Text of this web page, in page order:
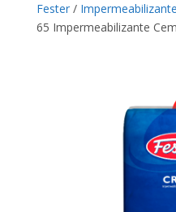
Fester/
65 Impermeabilizante